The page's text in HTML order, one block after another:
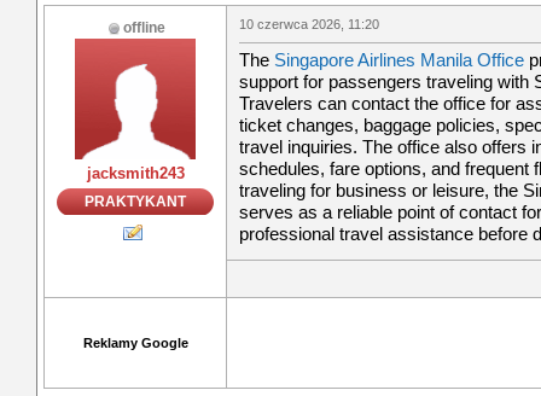
offline
jacksmith243
PRAKTYKANT
10 czerwca 2026, 11:20
The Singapore Airlines Manila Office
support for passengers traveling with
Travelers can contact the office for
ticket changes, baggage policies,
travel inquiries. The office also offers
schedules, fare options, and frequent
traveling for business or leisure, the
serves as a reliable point of contact
professional travel assistance before
Reklamy Google